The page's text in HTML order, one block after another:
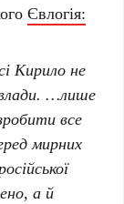
Євлогія:
Кирило не
влади. …лише
все
мирних
а й